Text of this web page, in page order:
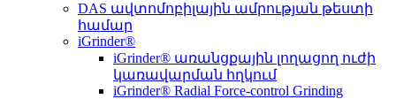
DAS ավտոմոբիլային ամրության թեստի
համար
iGrinder®
iGrinder® առանցքային լողացող ուժի
կառավարման հղկում
iGrinder® Radial Force-control Grinding